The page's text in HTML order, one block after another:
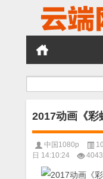
搜
2017动画《彩
中国1080p
日 14:10:24
4043